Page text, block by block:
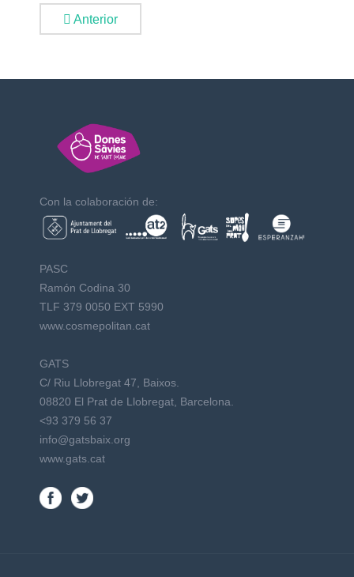
Anterior
Con la colaboración de:
PASC
Ramón Codina 30
TLF 379 0050 EXT 5990
www.cosmepolitan.cat
GATS
C/ Riu Llobregat 47, Baixos.
08820 El Prat de Llobregat, Barcelona.
<93 379 56 37
info@gatsbaix.org
www.gats.cat